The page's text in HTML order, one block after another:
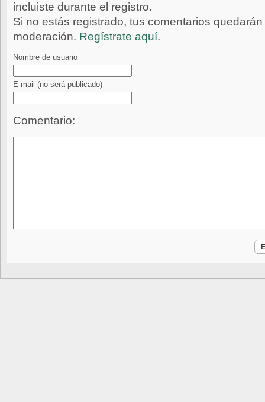
incluiste durante el registro.
Si no estás registrado, tus comentarios
moderación. Regístrate aquí.
Nombre de usuario
E-mail (no será publicado)
Comentario: